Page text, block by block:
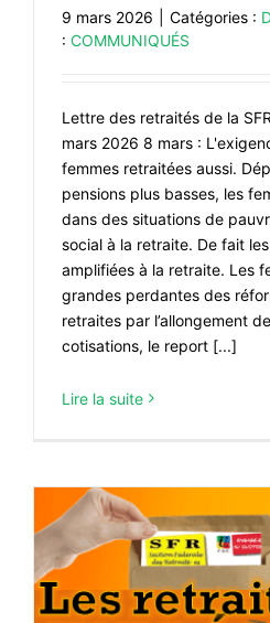
9 mars 2026 Catégories :
: COMMUNIQUÉS
Lettre des retraités de
mars 2026 8 mars :
femmes retraitées aussi.
pensions plus basses, les
dans des situations de
social à la retraite. De fait
amplifiées à la retraite. Les
grandes perdantes des
retraites par l’allongement
cotisations, le report [...]
Lire la suite